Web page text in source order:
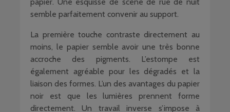
semble parfaitement convenir au support.
La première touche contraste directement au
moins, le papier semble avoir une très bonne
accroche des pigments. L’estompe est
également agréable pour les dégradés et la
liaison des formes. L’un des avantages du papier
noir est que les lumières prennent forme
directement. Un travail inverse s’impose à